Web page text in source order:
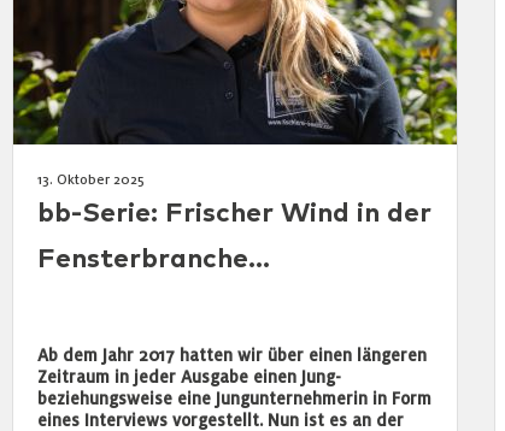
13. Oktober 2025
bb-Serie: Frischer Wind in der
Fensterbranche…
Ab dem Jahr 2017 hatten wir über einen längeren
Zeitraum in jeder Ausgabe einen Jung-
beziehungsweise eine Jungunternehmerin in Form
eines Interviews vorgestellt. Nun ist es an der